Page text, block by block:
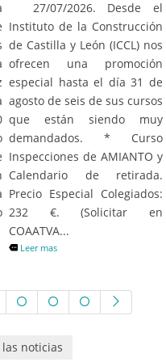
27/07/2026. Desde el
Instituto de la Construcción
de Castilla y León (ICCL) nos
ofrecen una promoción
especial hasta el día 31 de
agosto de seis de sus cursos
que están siendo muy
demandados. * Curso
Inspecciones de AMIANTO y
Calendario de retirada.
Precio Especial Colegiados:
232 €. (Solicitar en
COAATVA...
Leer mas
noticias